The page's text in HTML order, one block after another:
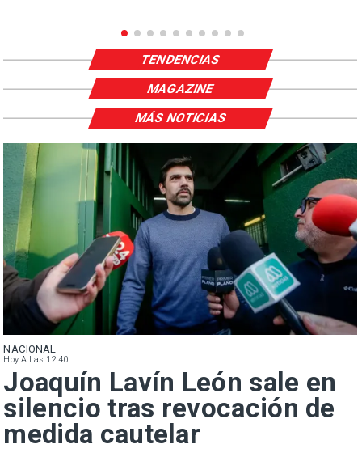
TENDENCIAS
MAGAZINE
NACIONAL
Hoy A Las 12:40
Joaquín Lavín León sale en
silencio tras revocación de
medida cautelar
MÁS NOTICIAS